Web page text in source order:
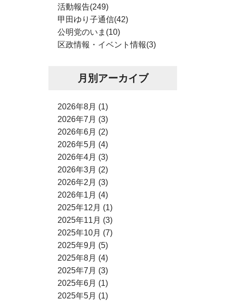
活動報告(249)
甲田ゆり子通信(42)
公明党のいま(10)
区政情報・イベント情報(3)
月別アーカイブ
2026年8月 (1)
2026年7月 (3)
2026年6月 (2)
2026年5月 (4)
2026年4月 (3)
2026年3月 (2)
2026年2月 (3)
2026年1月 (4)
2025年12月 (1)
2025年11月 (3)
2025年10月 (7)
2025年9月 (5)
2025年8月 (4)
2025年7月 (3)
2025年6月 (1)
2025年5月 (1)